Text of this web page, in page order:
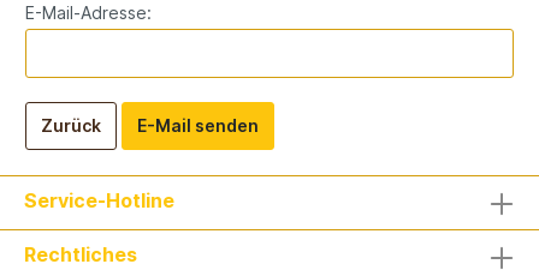
E-Mail-Adresse:
Zurück E-Mail senden
Service-Hotline
Rechtliches